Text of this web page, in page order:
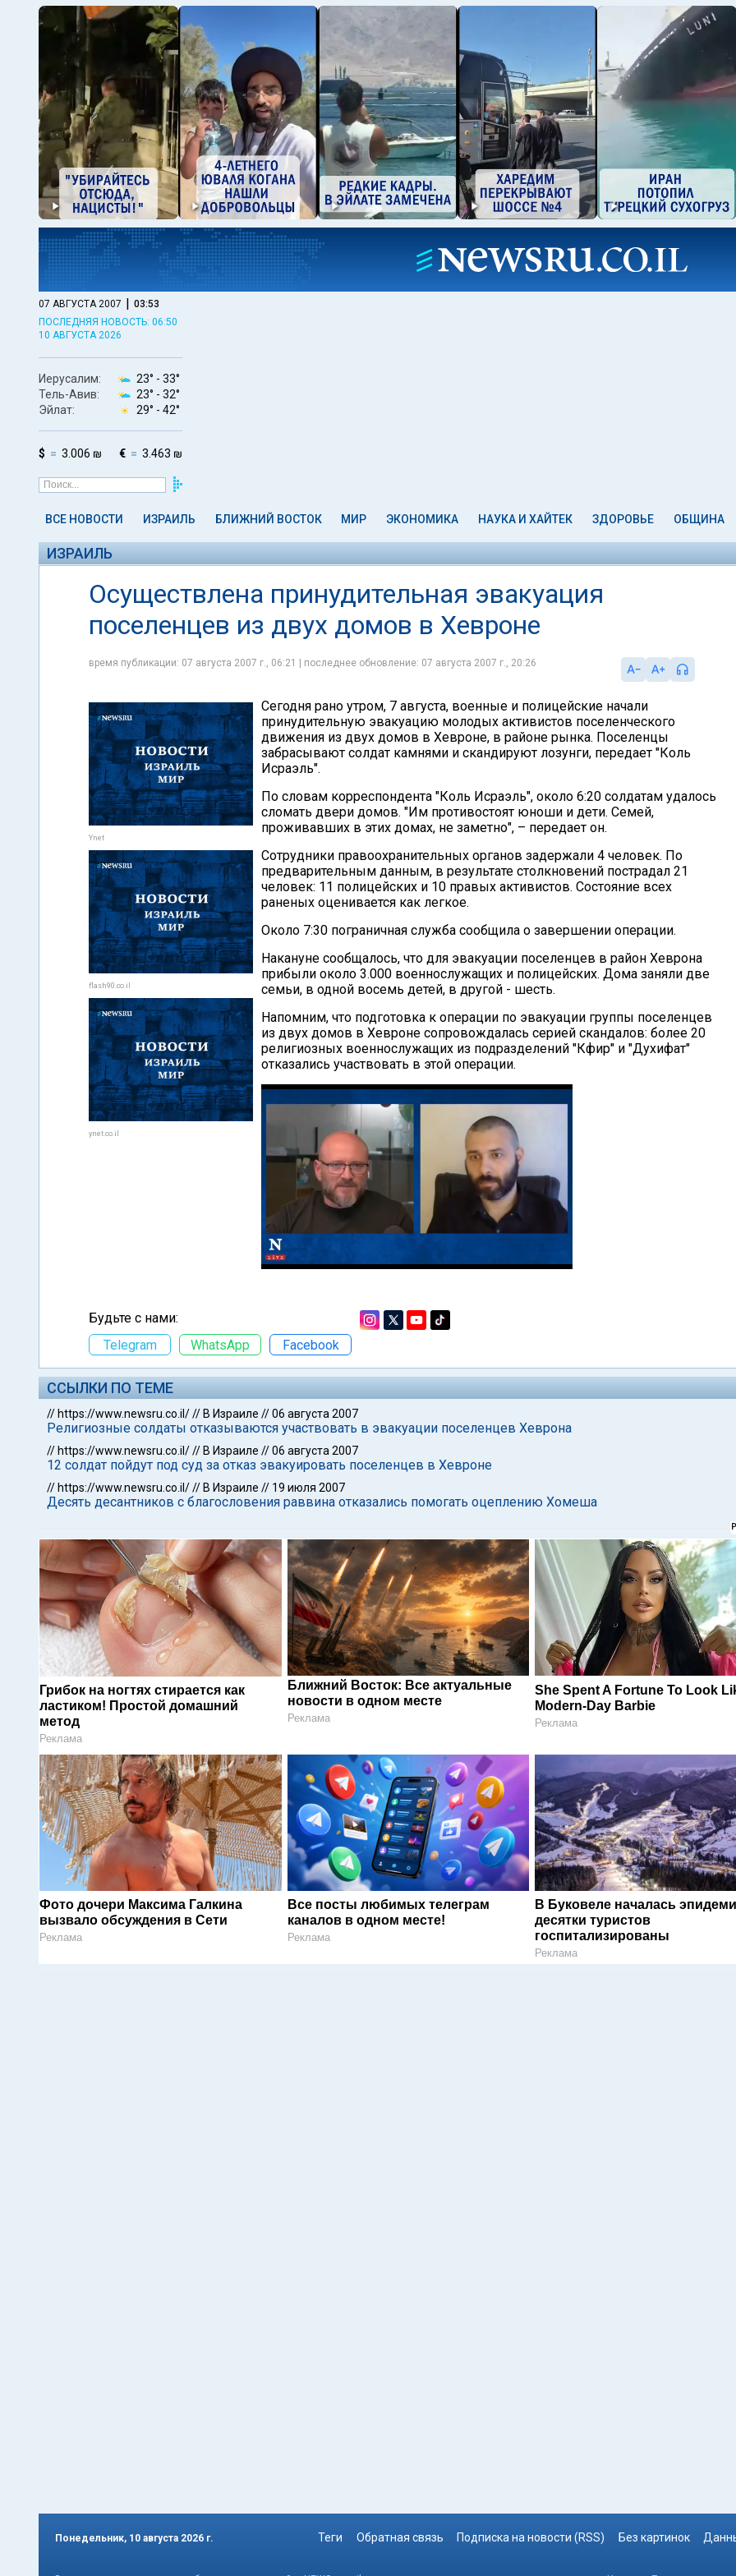
07 АВГУСТА 2007 | 03:53
ПОСЛЕДНЯЯ НОВОСТЬ: 06:50
10 АВГУСТА 2026
Иерусалим: 23° - 33°
Тель-Авив:
23° - 32°
Эйлат:
29° - 42°
$ 3.006 ₪ € 3.463 ₪
ВСЕ НОВОСТИ ИЗРАИЛЬ БЛИЖНИЙ ВОСТОК МИР ЭКОНОМИКА НАУКА И ХАЙТЕК ЗДОРОВЬЕ ОБЩИНА
ИЗРАИЛЬ
Осуществлена принудительная эвакуация
поселенцев из двух домов в Хевроне
время публикации: 07 августа 2007 г., 06:21 | последнее обновление: 07 августа 2007 г., 20:26
Ynet
flash90.co.il
ynet.co.il
Сегодня рано утром, 7 августа, военные и полицейские начали
принудительную эвакуацию молодых активистов поселенческого
движения из двух домов в Хевроне, в районе рынка. Поселенцы
забрасывают солдат камнями и скандируют лозунги, передает "Коль
Исраэль".
По словам корреспондента "Коль Исраэль", около 6:20 солдатам удалось
сломать двери домов. "Им противостоят юноши и дети. Семей,
проживавших в этих домах, не заметно", – передает он.
Сотрудники правоохранительных органов задержали 4 человек. По
предварительным данным, в результате столкновений пострадал 21
человек: 11 полицейских и 10 правых активистов. Состояние всех
раненых оценивается как легкое.
Около 7:30 пограничная служба сообщила о завершении операции.
Накануне сообщалось, что для эвакуации поселенцев в район Хеврона
прибыли около 3.000 военнослужащих и полицейских. Дома заняли две
семьи, в одной восемь детей, в другой - шесть.
Напомним, что подготовка к операции по эвакуации группы поселенцев
из двух домов в Хевроне сопровождалась серией скандалов: более 20
религиозных военнослужащих из подразделений "Кфир" и "Духифат"
отказались участвовать в этой операции.
Будьте с нами:
Telegram
WhatsApp Facebook
ССЫЛКИ ПО ТЕМЕ
// https://www.newsru.co.il/// В Израиле //06 августа 2007
Религиозные солдаты отказываются участвовать в эвакуации поселенцев Хеврона
// https://www.newsru.co.il/// В Израиле //06 августа 2007
12 солдат пойдут под суд за отказ эвакуировать поселенцев в Хевроне
// https://www.newsru.co.il/// В Израиле // 19 июля 2007
Десять десантников с благословения раввина отказались помогать оцеплению Хомеша
Грибок на ногтях стирается как
ластиком! Простой домашний
метод
Реклама
Ближний Восток: Все актуальные
новости в одном месте
Реклама
She Spent A Fortune To Look
Modern-Day Barbie
Реклама
Фото дочери Максима Галкина
вызвало обсуждения в Сети
Реклама
Все посты любимых телеграм
каналов в одном месте!
Реклама
В Буковеле началась
десятки туристов
госпитализированы
Реклама
Понедельник, 10 августа 2026 г. Теги Обратная связь Подписка на новости (RSS) Без картинок